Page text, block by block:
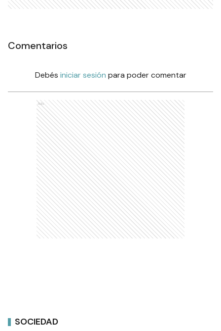
Comentarios
Debés iniciar sesión para poder comentar
Ads
SOCIEDAD